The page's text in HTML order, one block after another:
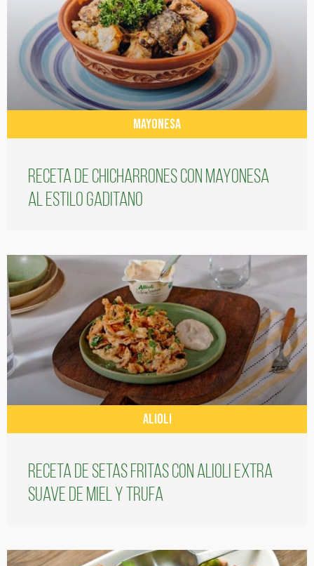
MAYONESA
Receta de chicharrones con mayonesa
al estilo gaditano
ALIOLI
Receta de setas fritas con alioli extra
suave de miel y trufa